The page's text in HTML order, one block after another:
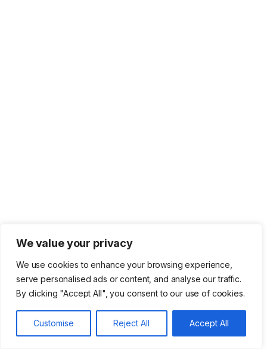
We value your privacy
We use cookies to enhance your browsing experience,
serve personalised ads or content, and analyse our traffic.
By clicking "Accept All", you consent to our use of cookies.
Customise Reject All Accept All